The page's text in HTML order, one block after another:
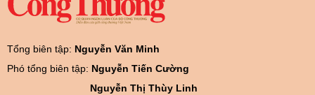
Tổng biên tập: Nguyễn Văn Minh
Phó tổng biên tập: Nguyễn Tiến Cường
Nguyễn Thị Thùy Linh